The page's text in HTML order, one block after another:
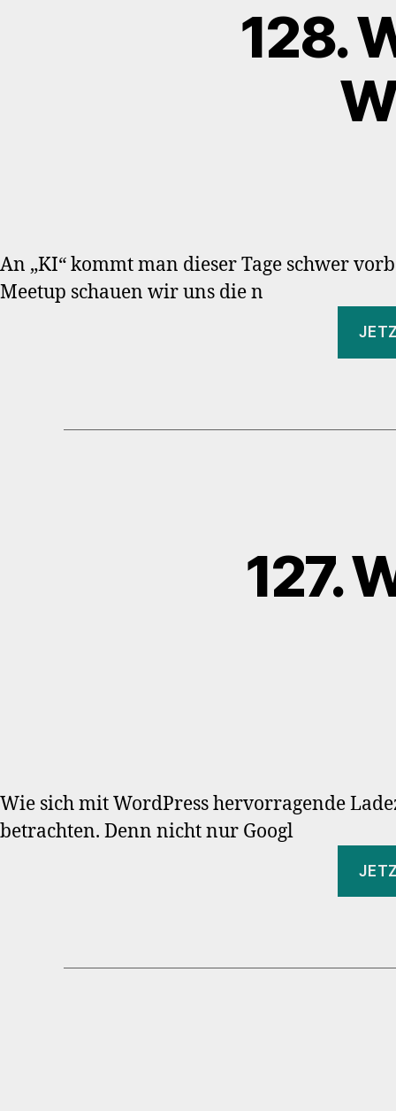
128.
An „KI“ kommt man dieser Tage schwer
Meetup schauen wir uns die n
127.
Wie sich mit WordPress hervorragende
betrachten. Denn nicht nur Googl